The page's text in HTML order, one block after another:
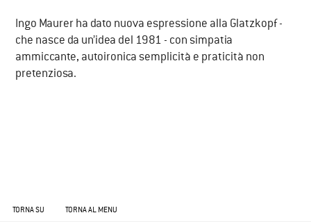
Ingo Maurer ha dato nuova espressione alla Glatzkopf -
che nasce da un’idea del 1981 - con simpatia
ammiccante, autoironica semplicità e praticità non
pretenziosa.
TORNA SU TORNA AL MENU